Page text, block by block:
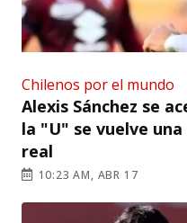
Chilenos por el mundo
Alexis Sánchez se
la "U" se vuelve
real
10:23 AM, ABR 17